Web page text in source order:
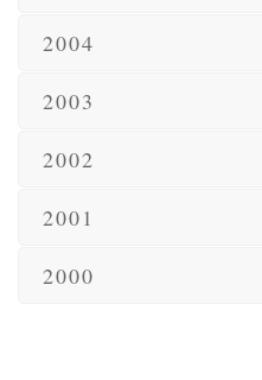
2004
2003
2002
2001
2000